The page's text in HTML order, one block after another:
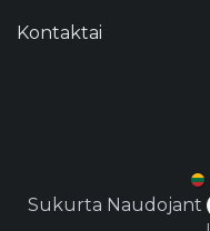
Kontaktai
Sukurta Naudojant